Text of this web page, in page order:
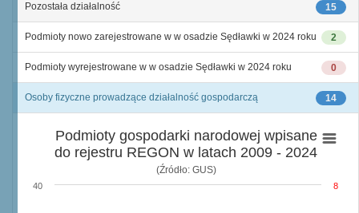
15
Pozostała działalność
2
Podmioty nowo zarejestrowane w w osadzie Sędławki w 2024 roku
0
Podmioty wyrejestrowane w w osadzie Sędławki w 2024 roku
14
Osoby fizyczne prowadzące działalność gospodarczą
Podmioty gospodarki narodowej wpisane
do rejestru REGON w latach 2009 - 2024
(Źródło: GUS)
40 8